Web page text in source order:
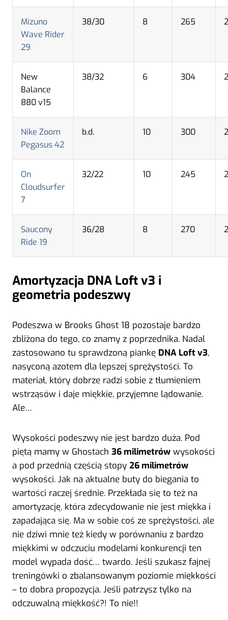
Mizuno
Wave Rider
29
38/30 8 265
New
Balance
880 v15
38/32 6 304
Nike Zoom
Pegasus 42
b.d. 10 300
On
Cloudsurfer
7
32/22 10 245
Saucony
Ride 19
36/28 8 270
Amortyzacja DNA Loft v3 i
geometria podeszwy
Podeszwa w Brooks Ghost 18 pozostaje bardzo
zbliżona do tego, co znamy z poprzednika. Nadal
zastosowano tu sprawdzoną piankę DNA Loft v3,
nasyconą azotem dla lepszej sprężystości. To
materiał, który dobrze radzi sobie z tłumieniem
wstrząsów i daje miękkie, przyjemne lądowanie.
Ale…
Wysokości podeszwy nie jest bardzo duża. Pod
piętą mamy w Ghostach 36 milimetrów wysokości
a pod przednią częścią stopy 26 milimetrów
wysokości. Jak na aktualne buty do biegania to
wartości raczej średnie. Przekłada się to też na
amortyzację, która zdecydowanie nie jest miękka i
zapadająca się. Ma w sobie coś ze sprężystości, ale
nie dziwi mnie też kiedy w porównaniu z bardzo
miękkimi w odczuciu modelami konkurencji ten
model wypada dość… twardo. Jeśli szukasz fajnej
treningówki o zbalansowanym poziomie miękkości
– to dobra propozycja. Jeśli patrzysz tylko na
odczuwalną miękkość?! To nie!!